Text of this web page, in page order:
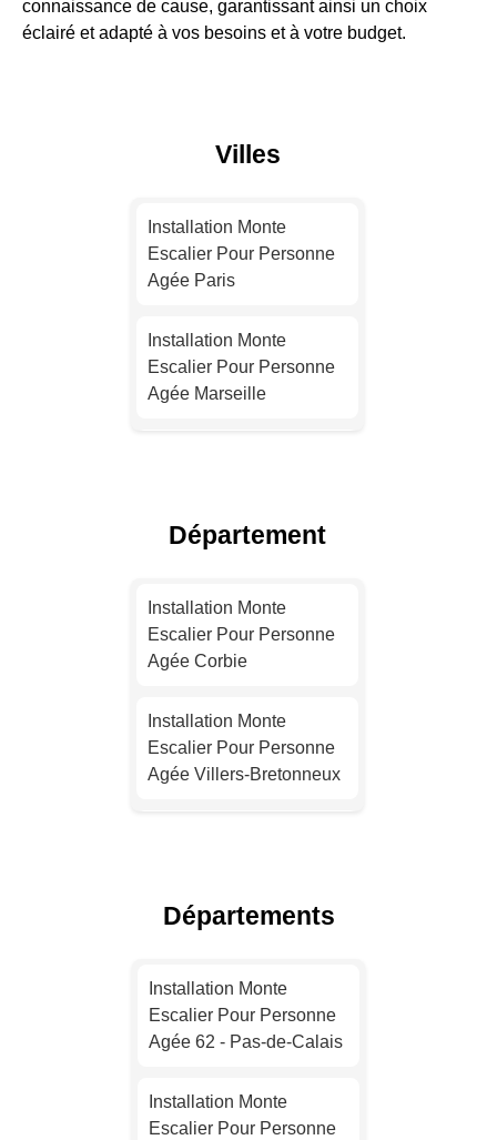
connaissance de cause, garantissant ainsi un choix
éclairé et adapté à vos besoins et à votre budget.
Villes
Installation Monte
Escalier Pour Personne
Agée Paris
Installation Monte
Escalier Pour Personne
Agée Marseille
Agée Toulouse
Agée Nice
Installation Monte
Escalier Pour Personne
Installation Monte
Escalier Pour Personne
Installation Monte
Département
Installation Monte
Escalier Pour Personne
Agée Corbie
Installation Monte
Escalier Pour Personne
Agée Villers-Bretonneux
Agée Albert
Agée Camon
Départements
Installation Monte
Escalier Pour Personne
Agée 62 - Pas-de-Calais
Installation Monte
Escalier Pour Personne